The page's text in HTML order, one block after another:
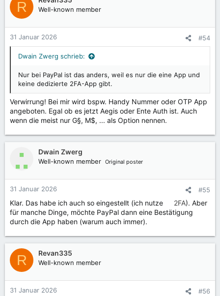
t
o
n
R Well-known member
31 Januar 2026 #54
Dwain Zwerg schrieb:
Nur bei PayPal ist das anders, weil es nur die eine App und
keine dedizierte 2FA-App gibt.
Verwirrung! Bei mir wird bspw. Handy Nummer oder OTP App
angeboten. Egal ob es jetzt Aegis oder Ente Auth ist. Auch
wenn die meist nur G§, M$, ... als Option nennen.
Dwain Zwerg
Well-known member Original poster
31 Januar 2026 #55
Klar. Das habe ich auch so eingestellt (ich nutze 2FA). Aber
für manche Dinge, möchte PayPal dann eine Bestätigung
durch die App haben (warum auch immer).
R Revan335
Well-known member
31 Januar 2026 #56